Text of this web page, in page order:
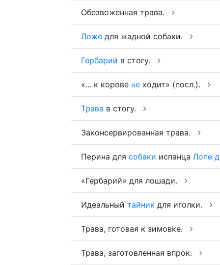
Обезвоженная трава.
Ложе для жадной собаки.
Гербарий в стогу.
«... к корове не ходит» (посл.).
Трава в стогу.
Законсервированная трава.
Перина для собаки испанца Лопе
«Гербарий» для лошади.
Идеальный тайник для иголки.
Трава, готовая к зимовке.
Трава, заготовленная впрок.